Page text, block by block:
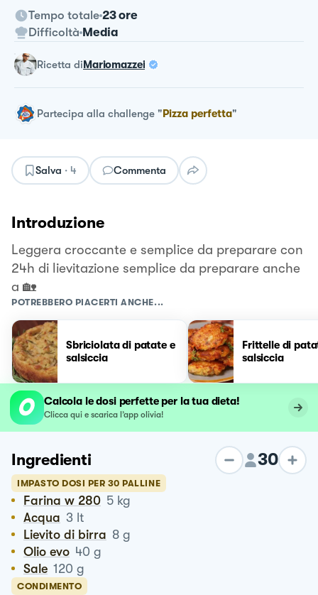
Tempo totale 23 ore
Difficoltà Media
ricetta diMariomazzei
Partecipa alla challenge "Pizza perfetta"
Salva · 4 Commenta
Introduzione
Leggera croccante e semplice da preparare con
24h di lievitazione semplice da preparare anche
a 🏡
POTREBBERO PIACERTI ANCHE...
Sbriciolata di patate e
salsiccia
Frittelle di
salsiccia
Calcola le dosi perfette per la tua dieta!
Clicca qui e scarica l’app olivia!
Ingredienti 30
IMPASTO DOSI PER 30 PALLINE
Farina w 280 5 kg
Acqua 3 lt
Lievito di birra 8 g
Olio evo 40 g
Sale 120 g
CONDIMENTO